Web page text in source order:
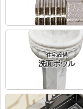
住宅設備
洗面ボウル